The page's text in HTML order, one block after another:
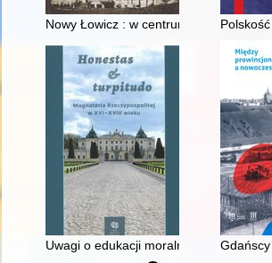
Nowy Łowicz : w centrum poligonu
Uwagi o edukacji moralnej synów